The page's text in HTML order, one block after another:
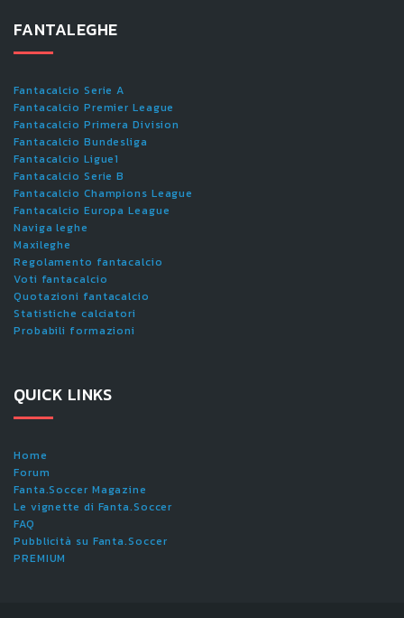
FANTALEGHE
Fantacalcio Serie A
Fantacalcio Premier League
Fantacalcio Primera Division
Fantacalcio Bundesliga
Fantacalcio Ligue1
Fantacalcio Serie B
Fantacalcio Champions League
Fantacalcio Europa League
Naviga leghe
Maxileghe
Regolamento fantacalcio
Voti fantacalcio
Quotazioni fantacalcio
Statistiche calciatori
Probabili formazioni
QUICK LINKS
Home
Forum
Fanta.Soccer Magazine
Le vignette di Fanta.Soccer
FAQ
Pubblicità su Fanta.Soccer
PREMIUM